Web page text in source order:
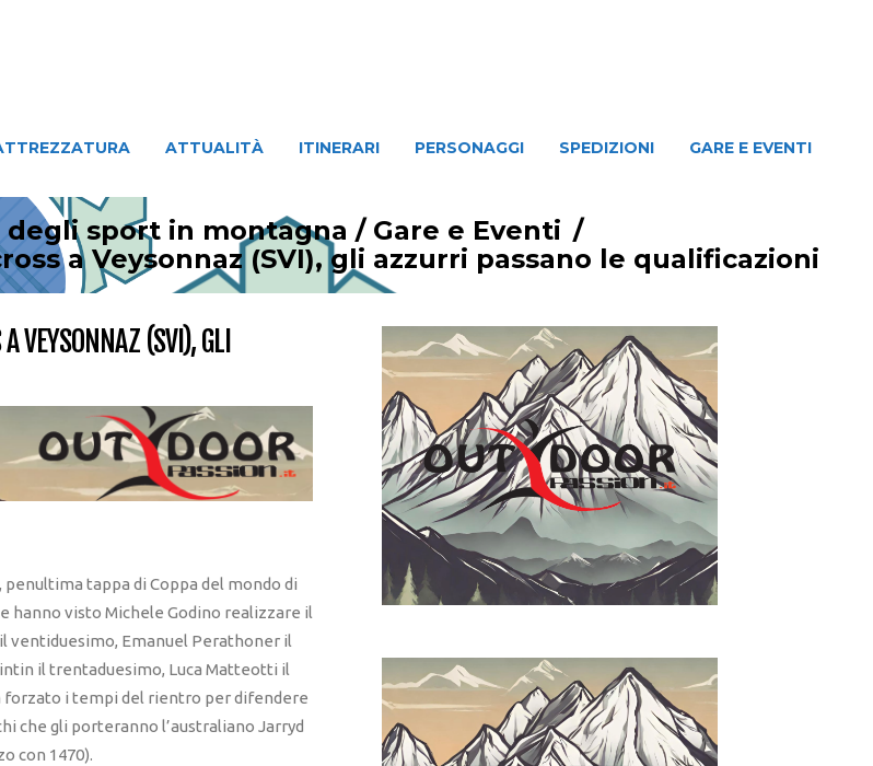
ATTUALITÀ ITINERARI PERSONAGGI SPEDIZIONI GARE E EVENTI
degli sport in montagna / Gare e Eventi /
a Veysonnaz (SVI), gli azzurri passano le qualificazioni
VEYSONNAZ (SVI), GLI
tappa di Coppa del mondo di
hanno visto Michele Godino realizzare il
ventiduesimo, Emanuel Perathoner il
il trentaduesimo, Luca Matteotti il
i tempi del rientro per difendere
che gli porteranno l’australiano Jarryd
con 1470).